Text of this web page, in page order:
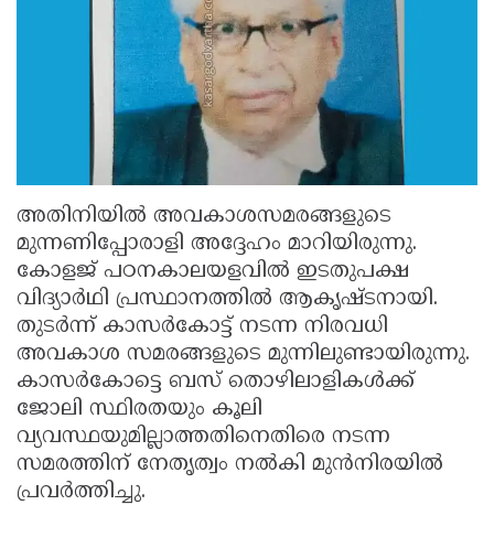
അതിനിയിൽ അവകാശസമരങ്ങളുടെ
മുന്നണിപ്പോരാളി അദ്ദേഹം മാറിയിരുന്നു.
കോളജ്‌ പഠനകാലയളവിൽ ഇടതുപക്ഷ
വിദ്യാർഥി പ്രസ്ഥാനത്തിൽ ആകൃഷ്‌ടനായി.
തുടർന്ന്‌ കാസർകോട്ട് നടന്ന നിരവധി
അവകാശ സമരങ്ങളുടെ മുന്നിലുണ്ടായിരുന്നു.
കാസർകോട്ടെ ബസ് തൊഴിലാളികൾക്ക്
ജോലി സ്ഥിരതയും കൂലി
വ്യവസ്ഥയുമില്ലാത്തതിനെതിരെ നടന്ന
സമരത്തിന്‌ നേതൃത്വം നൽകി മുൻനിരയിൽ
പ്രവർത്തിച്ചു.